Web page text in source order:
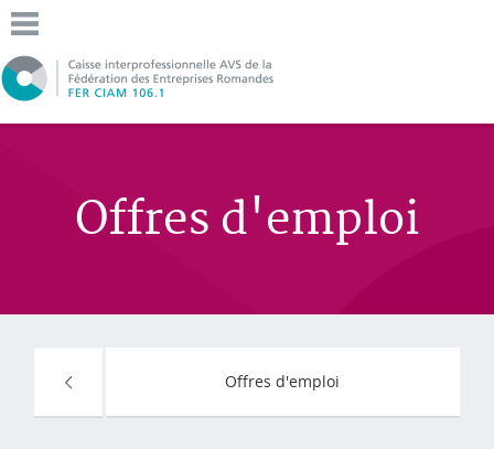
Offres d'emploi
Offres d'emploi